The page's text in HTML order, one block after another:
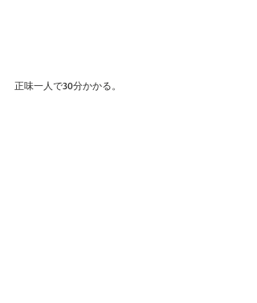
正味一人で30分かかる。